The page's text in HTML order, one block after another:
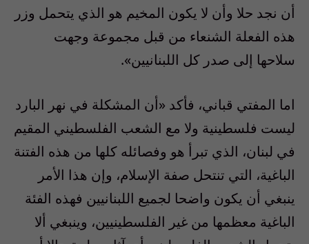
أن نجد حلا وأن لا يكون المخيم هو الذي يتحمل وزر
هذه الفعلة الشنعاء من قبل مجموعة وجهت
سلاحها إلى صدر كل اللبنانيين».
اما المفتي قباني، فأكد «أن المشكلة في نهر البارد
ليست فلسطينية ولا مع الشعب الفلسطيني المقيم
في لبنان، الذي تبرأ هو وفصائله كلها من هذه الفتنة
الباغية، التي تنتحل صفة الإسلام، وإن هذا الأمر
ينبغي أن يكون واضحا لجميع اللبنانيين فهذه الفئة
الباغية معظمها من غير الفلسطينيين، وينبغي ألا